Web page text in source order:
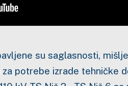
su saglasnosti,
za potrebe izrade tehničke